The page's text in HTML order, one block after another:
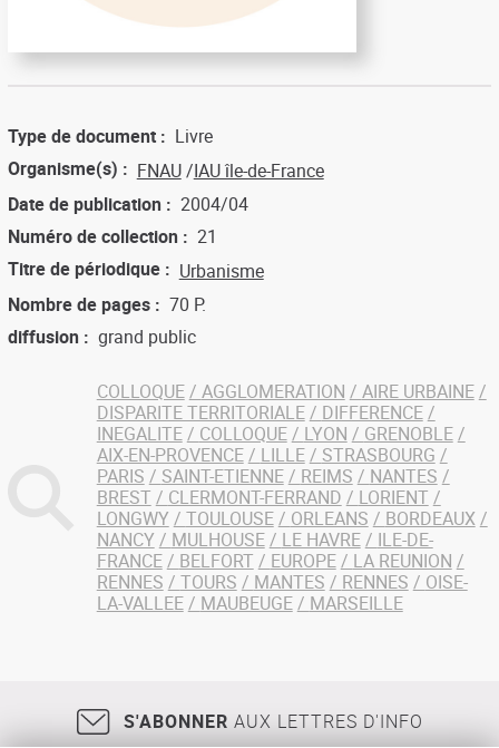
Type de document
Livre
Organisme(s)
FNAU IAU île-de-France
Date de publication
2004/04
Numéro de collection
21
Titre de périodique
Urbanisme
Nombre de pages
70 P.
diffusion
grand public
COLLOQUE AGGLOMERATION
AIRE URBAINE
DISPARITE TERRITORIALE
DIFFERENCE
INEGALITE
COLLOQUE LYON
GRENOBLE
AIX-EN-PROVENCE
LILLE
STRASBOURG
PARIS
SAINT-ETIENNE REIMS
NANTES
BREST
CLERMONT-FERRAND
LORIENT
LONGWY
TOULOUSE ORLEANS
BORDEAUX
NANCY
MULHOUSE LE HAVRE
ILE-DE-
FRANCE
BELFORT EUROPE
LA REUNION
RENNES
TOURS MANTES RENNES
OISE-
LA-VALLEE
MAUBEUGE MARSEILLE
S'ABONNER AUX LETTRES D'INFO